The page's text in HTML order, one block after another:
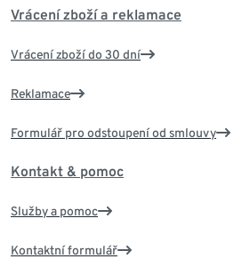
Vrácení zboží a reklamace
Vrácení zboží do 30 dní
Reklamace
Formulář pro odstoupení od smlouvy
Kontakt & pomoc
Služby a pomoc
Kontaktní formulář